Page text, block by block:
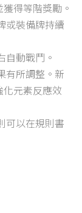
得等階獎勵。
或裝備牌持續
動戰鬥。
有所調整。新
元素反應效
可以在規則書